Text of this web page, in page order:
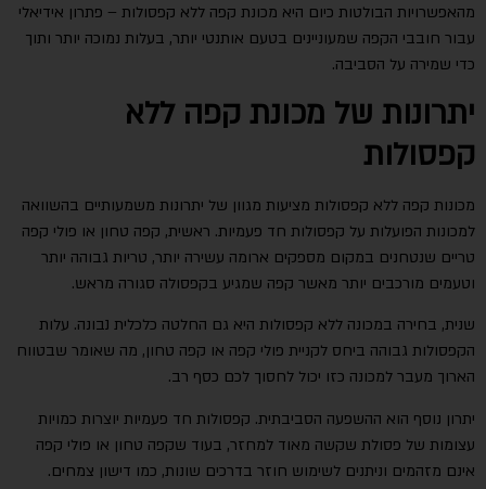
מהאפשרויות הבולטות כיום היא מכונת קפה ללא קפסולות – פתרון אידיאלי
עבור חובבי הקפה שמעוניינים בטעם אותנטי יותר, בעלות נמוכה יותר ותוך
כדי שמירה על הסביבה.
יתרונות של מכונת קפה ללא
קפסולות
מכונות קפה ללא קפסולות מציעות מגוון של יתרונות משמעותיים בהשוואה
למכונות הפועלות על קפסולות חד פעמיות. ראשית, קפה טחון או פולי קפה
טריים שנטחנים במקום מספקים ארומה עשירה יותר, טריות גבוהה יותר
וטעמים מורכבים יותר מאשר קפה שמגיע בקפסולה סגורה מראש.
שנית, בחירה במכונה ללא קפסולות היא גם החלטה כלכלית נבונה. עלות
הקפסולות גבוהה ביחס לקניית פולי קפה או קפה טחון, מה שאומר שבטווח
הארוך מעבר למכונה כזו יכול לחסוך לכם כסף רב.
יתרון נוסף הוא ההשפעה הסביבתית. קפסולות חד פעמיות יוצרות כמויות
עצומות של פסולת שקשה מאוד למחזר, בעוד שקפה טחון או פולי קפה
אינם מזהמים וניתנים לשימוש חוזר בדרכים שונות, כמו דישון צמחים.